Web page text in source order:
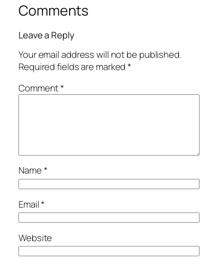
Comments
Leave a Reply
Your email address will not be published.
Required fields are marked*
Comment*
Name*
Email*
Website